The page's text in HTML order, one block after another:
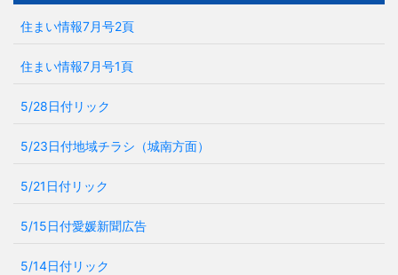
住まい情報7月号2頁
住まい情報7月号1頁
5/28日付リック
5/23日付地域チラシ（城南方面）
5/21日付リック
5/15日付愛媛新聞広告
5/14日付リック